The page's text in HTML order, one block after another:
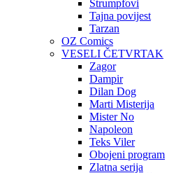
Štrumpfovi
Tajna povijest
Tarzan
OZ Comics
VESELI ČETVRTAK
Zagor
Dampir
Dilan Dog
Marti Misterija
Mister No
Napoleon
Teks Viler
Obojeni program
Zlatna serija